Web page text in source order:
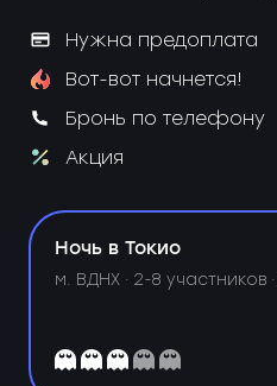
Нужна предоплата
Вот-вот начнется!
Бронь по телефону
Акция
Ночь в Токио
м. ВДНХ ·2-8 участников